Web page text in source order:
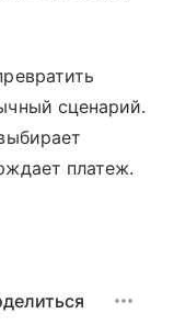
сценарий.
платеж.